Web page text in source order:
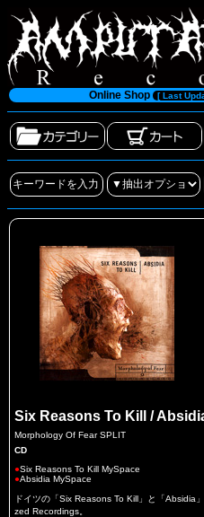
Online Shop [ Last
Six Reasons To Kill /
Morphology Of Fear SPLIT
CD
●Six Reasons To Kill MySpace
●Absidia MySpace
ドイツの「Six Reasons To Kill」と「
zed Recordings。